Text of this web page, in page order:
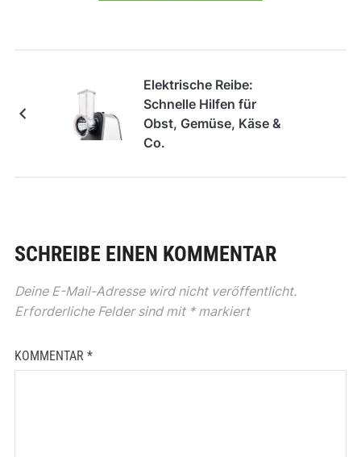
Elektrische Reibe:
Schnelle Hilfen für
Obst, Gemüse, Käse &
Co.
SCHREIBE EINEN KOMMENTAR
Deine E-Mail-Adresse wird nicht veröffentlicht.
Erforderliche Felder sind mit *markiert
KOMMENTAR *